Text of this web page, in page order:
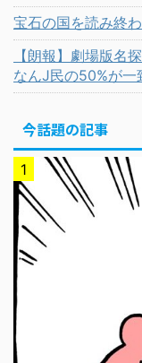
宝石の国を読み終
【朗報】劇場版名
なんJ民の50%が一
今話題の記事